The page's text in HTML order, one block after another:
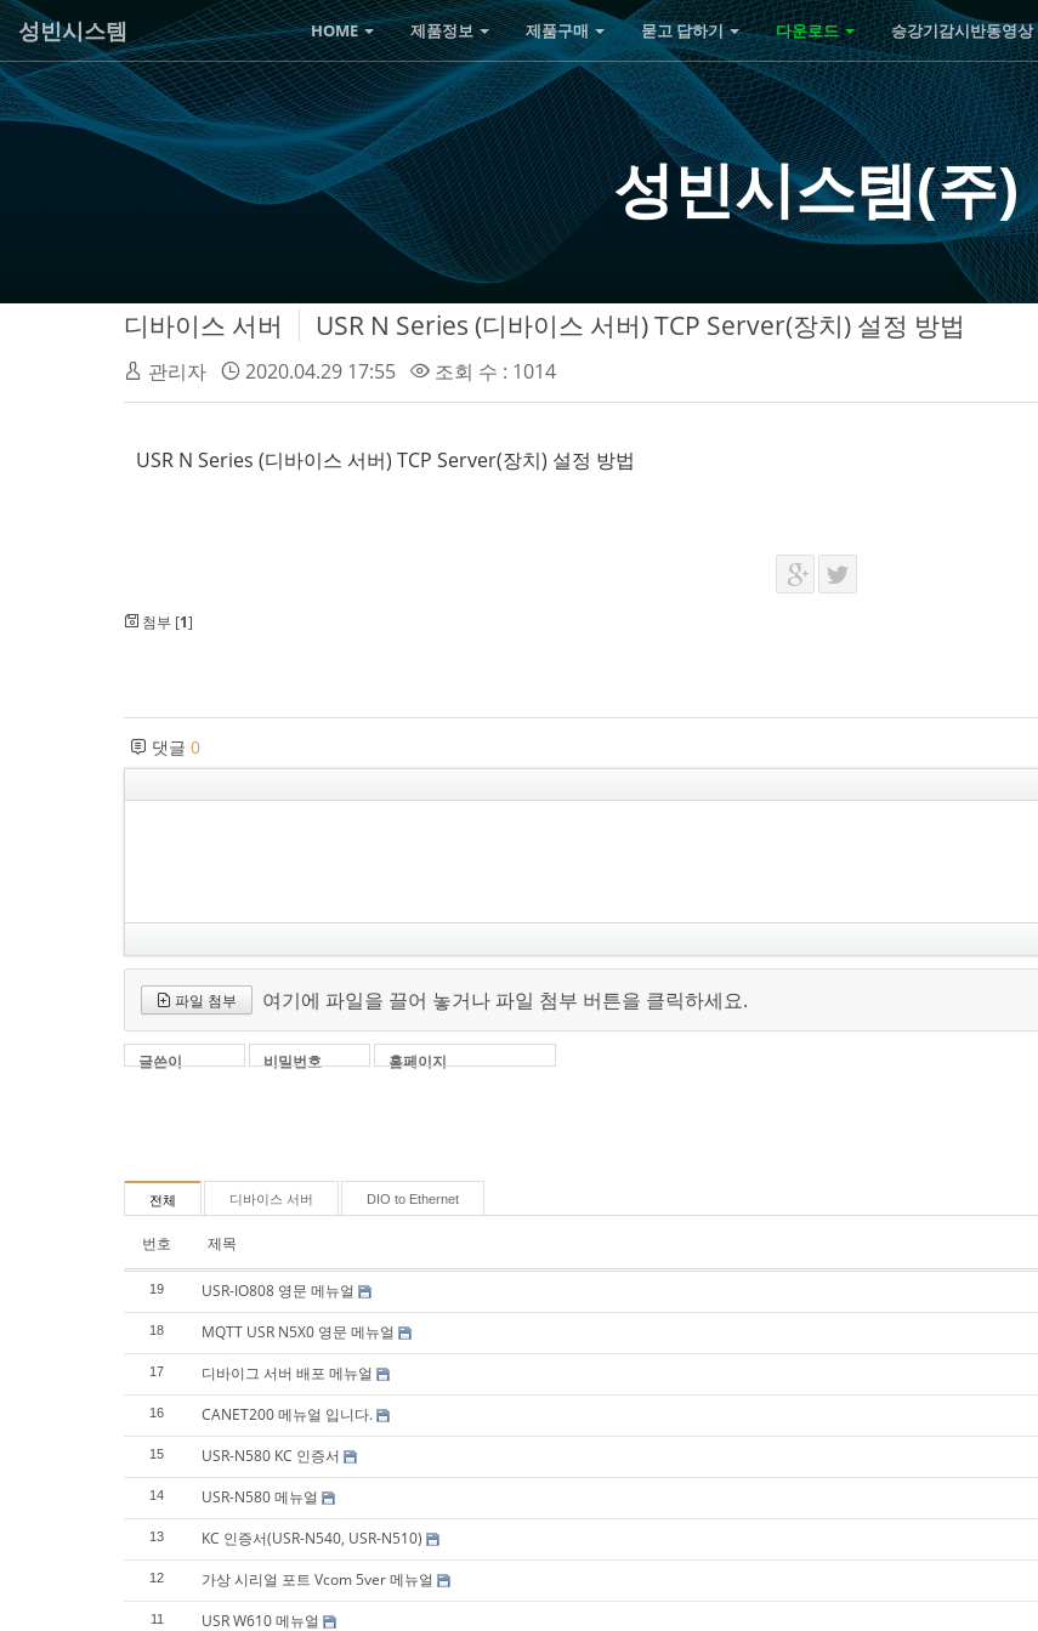
성빈시스템 HOME 제품정보 제품구매 묻고 답하기 다운로드 승강기감시반동영상
성빈시스템(주)
디바이스 서버 USR N Series (디바이스 서버) TCP Server(장치) 설정 방법
관리자 2020.04.29 17:55 조회 수 : 1014
USR N Series (디바이스 서버) TCP Server(장치) 설정 방법
첨부 [1]
댓글 0
파일 첨부 여기에 파일을 끌어 놓거나 파일 첨부 버튼을 클릭하세요.
글쓴이 비밀번호 홈페이지
전체 디바이스 서버 DIO to Ethernet
번호 제목
19 USR-IO808 영문 메뉴얼
18 MQTT USR N5X0 영문 메뉴얼
17 디바이그 서버 배포 메뉴얼
16 CANET200 메뉴얼 입니다.
15 USR-N580 KC 인증서
14 USR-N580 메뉴얼
13 KC 인증서(USR-N540, USR-N510)
12 가상 시리얼 포트 Vcom 5ver 메뉴얼
11 USR W610 메뉴얼